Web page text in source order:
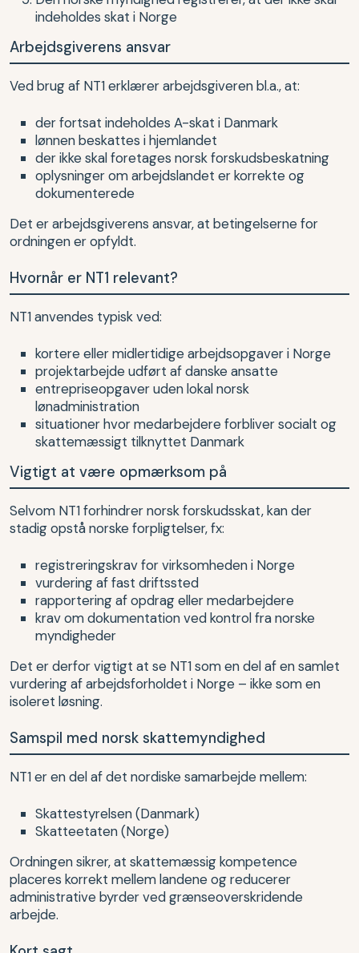
indeholdes skat i Norge
Arbejdsgiverens ansvar
Ved brug af NT1 erklærer arbejdsgiveren bl.a., at:
der fortsat indeholdes A-skat i Danmark
lønnen beskattes i hjemlandet
der ikke skal foretages norsk forskudsbeskatning
oplysninger om arbejdslandet er korrekte og
dokumenterede
Det er arbejdsgiverens ansvar, at betingelserne for
ordningen er opfyldt.
Hvornår er NT1 relevant?
NT1 anvendes typisk ved:
kortere eller midlertidige arbejdsopgaver i Norge
projektarbejde udført af danske ansatte
entrepriseopgaver uden lokal norsk
lønadministration
situationer hvor medarbejdere forbliver socialt og
skattemæssigt tilknyttet Danmark
Vigtigt at være opmærksom på
Selvom NT1 forhindrer norsk forskudsskat, kan der
stadig opstå norske forpligtelser, fx:
registreringskrav for virksomheden i Norge
vurdering af fast driftssted
rapportering af opdrag eller medarbejdere
krav om dokumentation ved kontrol fra norske
myndigheder
Det er derfor vigtigt at se NT1 som en del af en samlet
vurdering af arbejdsforholdet i Norge – ikke som en
isoleret løsning.
Samspil med norsk skattemyndighed
NT1 er en del af det nordiske samarbejde mellem:
Skattestyrelsen (Danmark)
Skatteetaten (Norge)
Ordningen sikrer, at skattemæssig kompetence
placeres korrekt mellem landene og reducerer
administrative byrder ved grænseoverskridende
arbejde.